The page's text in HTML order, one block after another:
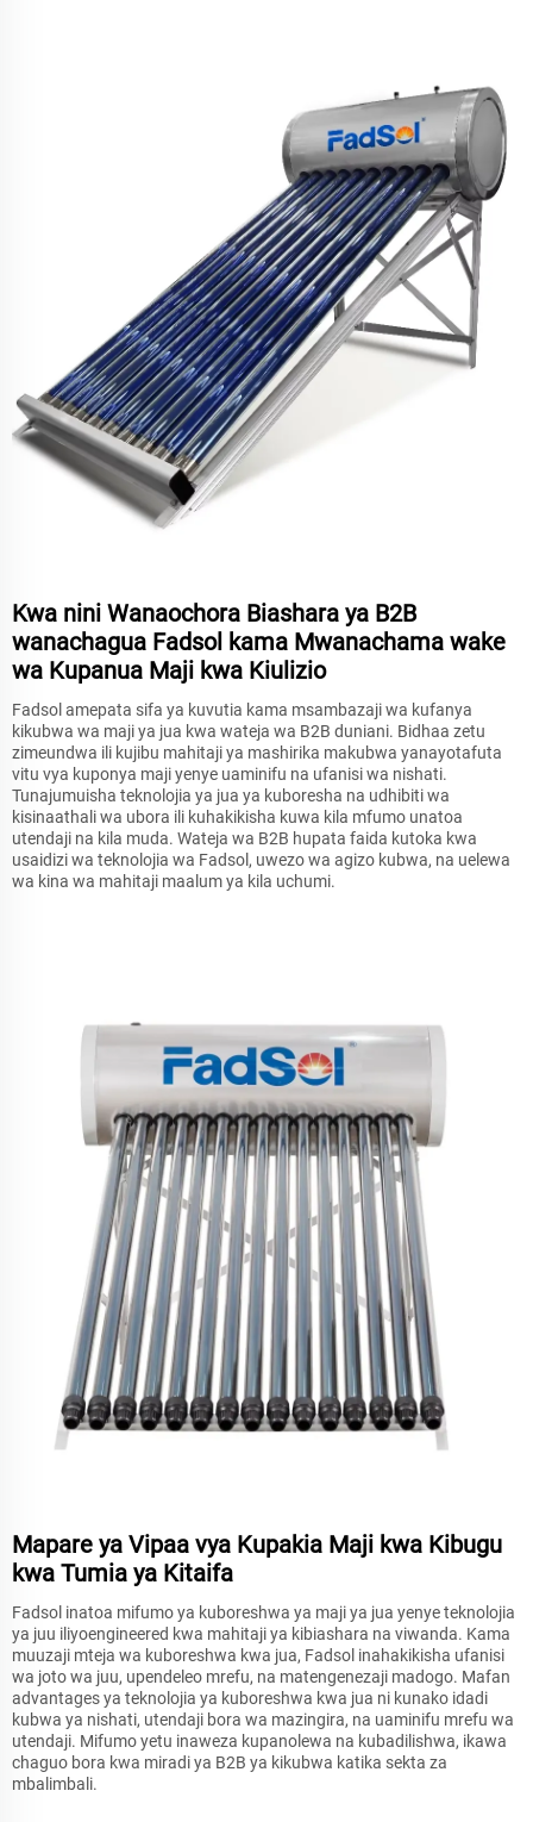
Kwa nini Wanaochora Biashara ya B2B
wanachagua Fadsol kama Mwanachama wake
wa Kupanua Maji kwa Kiulizio
Fadsol amepata sifa ya kuvutia kama msambazaji wa kufanya
kikubwa wa maji ya jua kwa wateja wa B2B duniani. Bidhaa zetu
zimeundwa ili kujibu mahitaji ya mashirika makubwa yanayotafuta
vitu vya kuponya maji yenye uaminifu na ufanisi wa nishati.
Tunajumuisha teknolojia ya jua ya kuboresha na udhibiti wa
kisinaathali wa ubora ili kuhakikisha kuwa kila mfumo unatoa
utendaji na kila muda. Wateja wa B2B hupata faida kutoka kwa
usaidizi wa teknolojia wa Fadsol, uwezo wa agizo kubwa, na uelewa
wa kina wa mahitaji maalum ya kila uchumi.
Mapare ya Vipaa vya Kupakia Maji kwa Kibugu
kwa Tumia ya Kitaifa
Fadsol inatoa mifumo ya kuboreshwa ya maji ya jua yenye teknolojia
ya juu iliyoengineered kwa mahitaji ya kibiashara na viwanda. Kama
muuzaji mteja wa kuboreshwa kwa jua, Fadsol inahakikisha ufanisi
wa joto wa juu, upendeleo mrefu, na matengenezaji madogo. Mafan
advantages ya teknolojia ya kuboreshwa kwa jua ni kunako idadi
kubwa ya nishati, utendaji bora wa mazingira, na uaminifu mrefu wa
utendaji. Mifumo yetu inaweza kupanolewa na kubadilishwa, ikawa
chaguo bora kwa miradi ya B2B ya kikubwa katika sekta za
mbalimbali.